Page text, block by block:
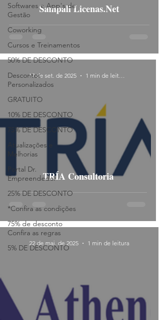
Softwares e App's de
Gestão
Coworking
Cursos e Treinamentos
50% DE DESCONTO
Descontos
Personalizados
GRATUITO
10% DE DESCONTO
75% DE DESCONTO
Atualizações e
Melhorias
Portal Dr.
Empreendedor
25% DE DESCONTO
*Confira as condições
75% de desconto
Confira as regras
5% DE DESCONTO
Sampali Licenas.Net
TRÍA Consultoria
17 de set. de 2025 1 min de leitura
22 de mai. de 2025 1 min de leitura